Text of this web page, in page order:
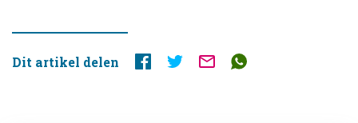
Dit artikel delen